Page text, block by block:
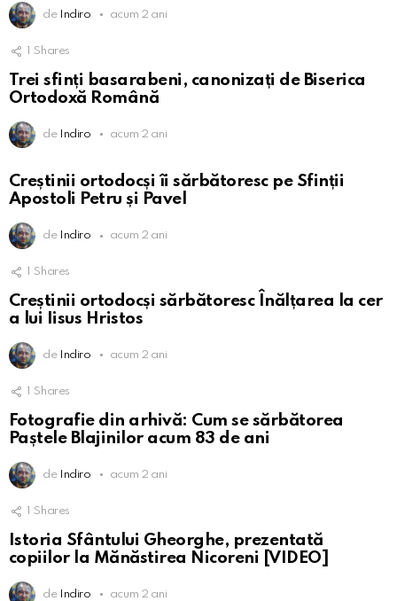
de Indiro acum 2 ani
1 Shares
Trei sfinți basarabeni, canonizați de Biserica
Ortodoxă Română
de Indiro acum 2 ani
Creștinii ortodocși îi sărbătoresc pe Sfinții
Apostoli Petru și Pavel
de Indiro acum 2 ani
Shares
Creștinii ortodocși sărbătoresc Înălțarea la cer
a lui Iisus Hristos
de Indiro acum 2 ani
1 Shares
Fotografie din arhivă: Cum se sărbătorea
Paștele Blajinilor acum 83 de ani
de Indiro acum 2 ani
1 Shares
Istoria Sfântului Gheorghe, prezentată
copiilor la Mănăstirea Nicoreni [VIDEO]
de Indiro acum 2 ani